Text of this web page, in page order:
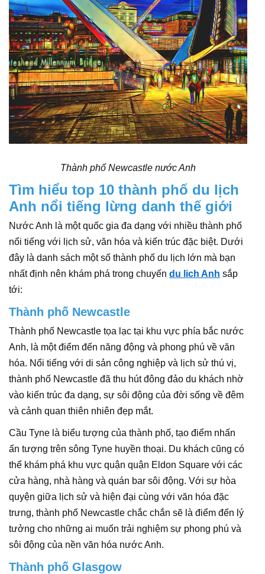
Thành phố Newcastle nước Anh
Tìm hiểu top 10 thành phố du lịch
Anh nổi tiếng lừng danh thế giới
Nước Anh là một quốc gia đa dạng với nhiều thành phố
nổi tiếng với lịch sử, văn hóa và kiến trúc đặc biệt. Dưới
đây là danh sách một số thành phố du lịch lớn mà bạn
nhất định nên khám phá trong chuyến du lich Anh sắp
tới:
Thành phố Newcastle
Thành phố Newcastle tọa lạc tại khu vực phía bắc nước
Anh, là một điểm đến năng động và phong phú về văn
hóa. Nổi tiếng với di sản công nghiệp và lịch sử thú vị,
thành phố Newcastle đã thu hút đông đảo du khách nhờ
vào kiến trúc đa dạng, sự sôi động của đời sống về đêm
và cảnh quan thiên nhiên đẹp mắt.
Cầu Tyne là biểu tượng của thành phố, tạo điểm nhấn
ấn tượng trên sông Tyne huyền thoại. Du khách cũng có
thể khám phá khu vực quận quận Eldon Square với các
cửa hàng, nhà hàng và quán bar sôi động. Với sự hòa
quyện giữa lịch sử và hiện đại cùng với văn hóa đặc
trưng, thành phố Newcastle chắc chắn sẽ là điểm đến lý
tưởng cho những ai muốn trải nghiệm sự phong phú và
sôi động của nền văn hóa nước Anh.
Thành phố Glasgow